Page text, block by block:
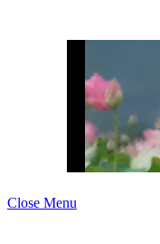
Close Menu